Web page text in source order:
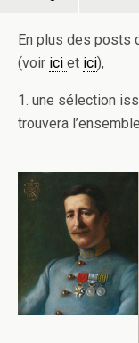
En plus des posts
(voir ici et ici),
1. une sélection
trouvera